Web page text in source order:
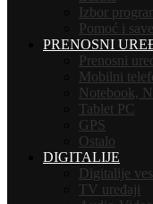
Izbor
Pomoć i
PRENOSNI
Prenosni
Mobilni
Notebook,
Tablet PC
GPS
Ostalo
DIGITALIJE
Digitalije
TV uređaji